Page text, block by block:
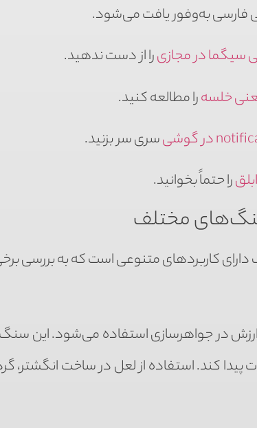
فارسی به‌وفور یافت می‌شود.
سیگما در مجازیرا از دست ندهید.
خلسهرا مطالعه کنید.
سری سر بزنید.
را حتماً بخوانید.
مختلف
کاربردهای متنوعی است که به بررسی
در جواهرسازی استفاده می‌شود. این سنگ
پیدا کند. استفاده از لعل در ساخت انگشتر،